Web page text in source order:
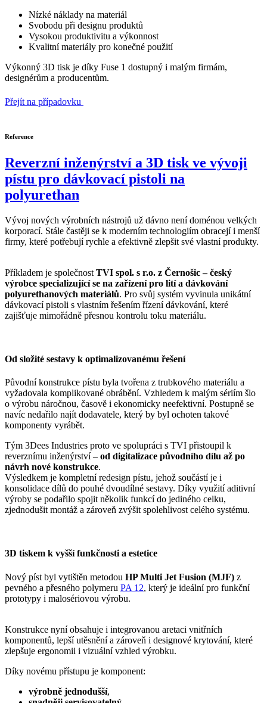
Nízké náklady na materiál
Svobodu při designu produktů
Vysokou produktivitu a výkonnost
Kvalitní materiály pro konečné použití
Výkonný 3D tisk je díky Fuse 1 dostupný i malým firmám,
designérům a producentům.
Přejít na případovku
Reference
Reverzní inženýrství a 3D tisk ve vývoji
pístu pro dávkovací pistoli na
polyurethan
Vývoj nových výrobních nástrojů už dávno není doménou velkých
korporací. Stále častěji se k moderním technologiím obracejí i menší
firmy, které potřebují rychle a efektivně zlepšit své vlastní produkty.
Příkladem je společnost TVI spol. s r.o. z Černošic – český
výrobce specializující se na zařízení pro lití a dávkování
polyurethanových materiálů. Pro svůj systém vyvinula unikátní
dávkovací pistoli s vlastním řešením řízení dávkování, které
zajišťuje mimořádně přesnou kontrolu toku materiálu.
Od složité sestavy k optimalizovanému řešení
Původní konstrukce pístu byla tvořena z trubkového materiálu a
vyžadovala komplikované obrábění. Vzhledem k malým sériím šlo
o výrobu náročnou, časově i ekonomicky neefektivní. Postupně se
navíc nedařilo najít dodavatele, který by byl ochoten takové
komponenty vyrábět.
Tým 3Dees Industries proto ve spolupráci s TVI přistoupil k
reverznímu inženýrství – od digitalizace původního dílu až po
návrh nové konstrukce.
Výsledkem je kompletní redesign pístu, jehož součástí je i
konsolidace dílů do pouhé dvoudílné sestavy. Díky využití aditivní
výroby se podařilo spojit několik funkcí do jediného celku,
zjednodušit montáž a zároveň zvýšit spolehlivost celého systému.
3D tiskem k vyšší funkčnosti a estetice
Nový píst byl vytištěn metodou HP Multi Jet Fusion (MJF) z
pevného a přesného polymeru PA 12, který je ideální pro funkční
prototypy i malosériovou výrobu.
Konstrukce nyní obsahuje i integrovanou aretaci vnitřních
komponentů, lepší utěsnění a zároveň i designové krytování, které
zlepšuje ergonomii i vizuální vzhled výrobku.
Díky novému přístupu je komponent:
výrobně jednodušší,